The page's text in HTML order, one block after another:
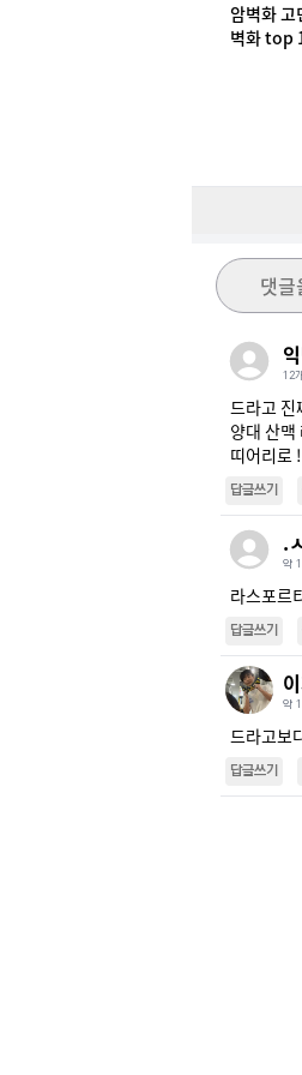
암벽화
벽화 top
댓
12
드라고 진
양대 산맥
띠어리로 !
답글쓰기
.
약
라스포르
답글쓰기
약
드라고보
답글쓰기